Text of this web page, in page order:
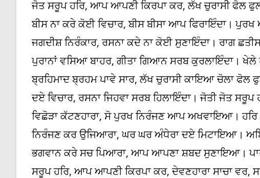
ਜੋਤ ਸਰੂਪ ਹਰਿ, ਆਪ ਆਪਣੀ ਕਿਰਪਾ ਕਰ, ਲੱਖ ਚੁਰਾਸੀ ਫੋਲ
ਬੀਸ ਨਾ ਕਰੇ ਕੋਈ ਵਿਚਾਰ, ਬੀਸ ਬੀਸਾ ਆਪ ਫਿਰਾਇੰਦਾ।
ਜਗਦੀਸ਼ ਨਿਰੰਕਾਰ, ਰਸਨਾ ਕਦੇ ਨਾ ਕੋਈ ਸੁਣਾਇੰਦਾ। ਰਾਗ
ਪੁਰਾਨਾਂ ਵਸਿਆ ਬਾਹਰ, ਗੀਤਾ ਗਿਆਨ ਸਰਬ ਕੁਰਲਾਇੰਦਾ।
ਬ੍ਰਹਿਮਾਦ ਬ੍ਰਹਮ ਪਾਵੇ ਸਾਰ, ਲੱਖ ਚੁਰਾਸੀ ਕਾਇਆ ਚੋਲਾ
ਦਏ ਵਿਚਾਰ, ਰਸਨਾ ਜਿਹਵਾ ਸਰਬ ਹਿਲਾਇੰਦਾ। ਜੋਤੀ ਜੋਤ
ਵਿਛੋੜਾ ਕੱਟਣਹਾਰਾ, ਸੋ ਪੁਰਖ ਨਿਰੰਜਣ ਆਪ ਅਖਵਾਇਆ।
ਨਿਰੰਜਣ ਕਰ ਉਜਿਆਰਾ, ਘਰ ਘਰ ਅੰਧੇਰਾ ਦਏ ਮਿਟਾਇਆ।
ਭਗਵਾਨ ਕਰੇ ਸਚ ਪਿਆਰਾ, ਆਪ ਆਪਣਾ ਸ਼ਬਦ ਸੁਣਾਇਆ।
ਸਰੂਪ ਹਰਿ, ਆਪ ਆਪਣੀ ਕਿਰਪਾ ਕਰ, ਦੇਵਣਹਾਰਾ ਸਾਚਾ